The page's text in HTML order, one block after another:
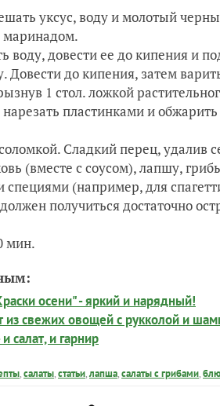
уксус, воду и молотый
маринадом.
воду, довести ее до кипения и
Довести до кипения, затем
1 стол. ложкой
пластинками и
Сладкий перец, удалив
(вместе с соусом), лапшу,
(например, для
получиться достаточно
мин.
осени" - яркий и нарядный!
из свежих овощей с рукколой и
салат, и гарнир
,салаты,статьи,лапша,салаты с грибами,